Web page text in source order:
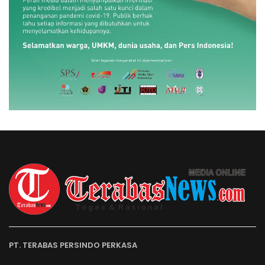
PT. TERABAS PERSINDO PERKASA